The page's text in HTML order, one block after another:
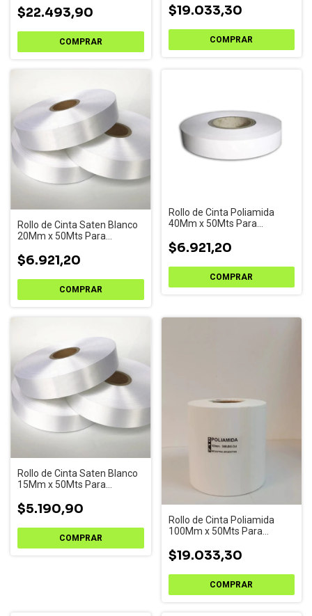
Etiquetas
$22.493,90 $19.033,30
Rollo de Cinta Saten Blanco
20Mm x 50Mts Para
$6.921,20
Rollo de Cinta Poliamida
40Mm x 50Mts Para
$6.921,20
Rollo de Cinta Saten Blanco
15Mm x 50Mts Para
$5.190,90
Rollo de Cinta Poliamida
100Mm x 50Mts Para
$19.033,30